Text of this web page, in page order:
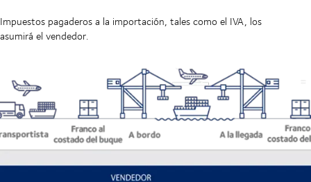
Impuestos pagaderos a la importación, tales como el IVA, los
asumirá el vendedor.